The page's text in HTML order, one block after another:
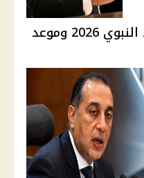
موقف ترحيل إجازة المولد النبوي 2026 وموعد